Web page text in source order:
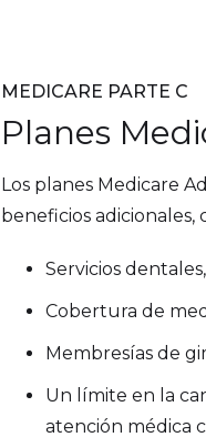
MEDICARE PARTE C
Planes
Los planes Medicare
beneficios adicionales,
Servicios
Cobertura de
Membresías de
Un límite en la
atención médica